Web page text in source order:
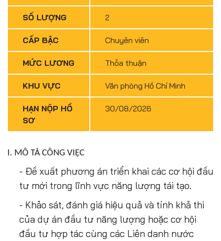
SỐ LƯỢNG 2
CẤP BẬC Chuyên viên
MỨC LƯƠNG Thỏa thuận
KHU VỰC Văn phòng Hồ Chí Minh
HẠN NỘP HỒ
SƠ
30/08/2026
I. MÔ TẢ CÔNG VIỆC
- Đề xuất phương án triển khai các cơ hội đầu
tư mới trong lĩnh vực năng lượng tái tạo.
- Khảo sát, đánh giá hiệu quả và tính khả thi
của dự án đầu tư năng lượng hoặc cơ hội
đầu tư hợp tác cùng các Liên danh nước